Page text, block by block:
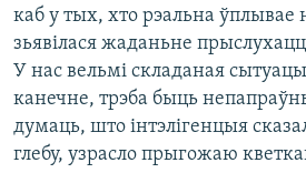
каб у тых, хто рэальна
зьявілася жаданьне
У нас вельмі складаная
канечне, трэба быць
думаць, што інтэлігенцыя
глебу, узрасло прыгожаю